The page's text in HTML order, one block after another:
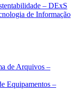
– DExS
de Informação
de Arquivos –
Equipamentos –